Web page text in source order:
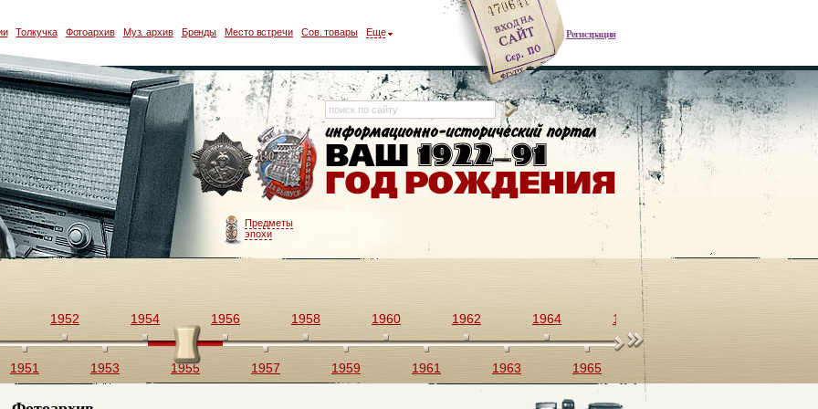
Регистрация
Толкучка Фотоархив Муз. архив Бренды Место встречи Сов. товары Еще
Предметы
эпохи
1951
1952
1953
1954
1955
1956
1957
1958
1959
1960
1961
1962
1963
1964
1965
1966